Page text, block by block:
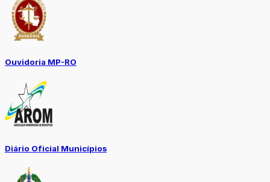
Ouvidoria MP-RO
Diário Oficial Municípios